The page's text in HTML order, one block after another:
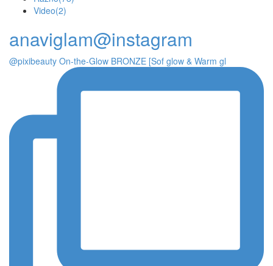
Video(2)
anaviglam@instagram
@pixibeauty On-the-Glow BRONZE [Sof glow & Warm gl